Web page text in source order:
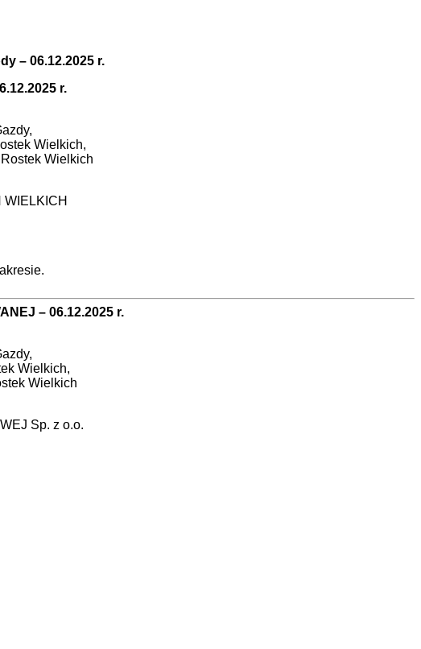
– 06.12.2025 r.
r.
Wielkich,
Wielkich
– 06.12.2025 r.
Wielkich,
Wielkich
Sp. z o.o.